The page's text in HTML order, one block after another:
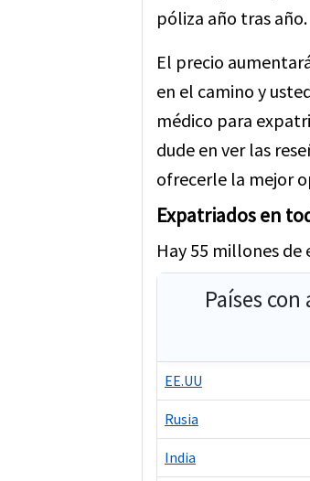
póliza año tras año.
El precio
en el camino y
médico para
dude en ver las
ofrecerle la mejor
Expatriados en
Hay 55 millones
Países
EE.UU
Rusia
India